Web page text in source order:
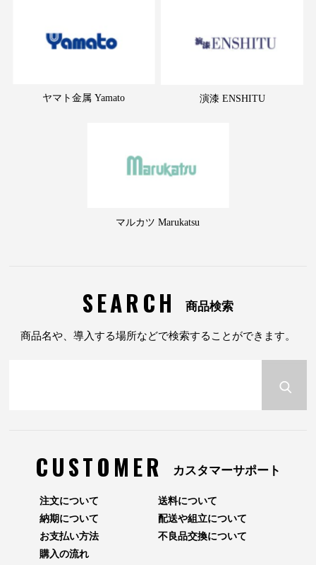
ヤマト金属 Yamato 演漆 ENSHITU
マルカツ Marukatsu
SEARCH 商品検索
商品名や、導入する場所などで検索することができます。
CUSTOMER カスタマーサポート
注文について
納期について
お支払い方法
送料について
配送や組立について
不良品交換について
購入の流れ